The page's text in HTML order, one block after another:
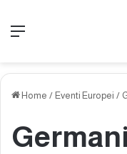
Home / Eventi Europei /